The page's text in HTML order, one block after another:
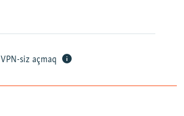
VPN-siz açmaq